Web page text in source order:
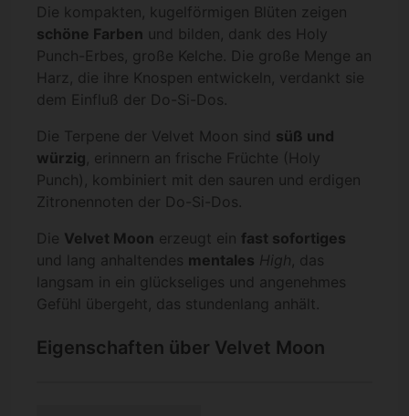
Die kompakten, kugelförmigen Blüten zeigen
schöne Farben und bilden, dank des Holy
Punch-Erbes, große Kelche. Die große Menge an
Harz, die ihre Knospen entwickeln, verdankt sie
dem Einfluß der Do-Si-Dos.
Die Terpene der Velvet Moon sind süß und
würzig, erinnern an frische Früchte (Holy
Punch), kombiniert mit den sauren und erdigen
Zitronennoten der Do-Si-Dos.
Die Velvet Moon erzeugt ein fast sofortiges
und lang anhaltendes mentales High, das
langsam in ein glückseliges und angenehmes
Gefühl übergeht, das stundenlang anhält.
Eigenschaften über Velvet Moon